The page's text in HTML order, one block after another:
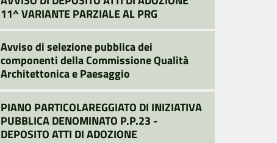
11^ VARIANTE PARZIALE AL PRG
Avviso di selezione pubblica dei
componenti della Commissione Qualità
Architettonica e Paesaggio
PIANO PARTICOLAREGGIATO DI INIZIATIVA
PUBBLICA DENOMINATO P.P.23 -
DEPOSITO ATTI DI ADOZIONE